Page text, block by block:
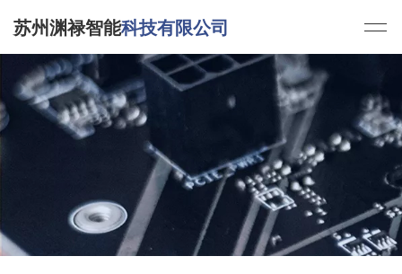
苏州渊禄智能科技有限公司